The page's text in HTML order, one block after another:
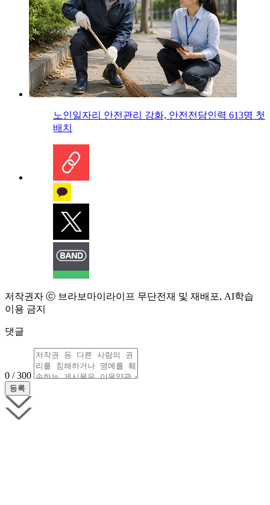
노인일자리 안전관리 강화, 안전전담인력 613명 첫
배치
저작권자 ⓒ 브라보마이라이프 무단전재 및 재배포, AI학습
이용 금지
댓글
0 / 300